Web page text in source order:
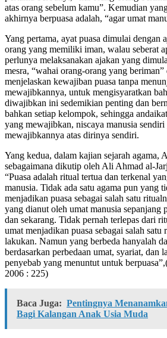
atas orang sebelum kamu”. Kemudian
akhirnya berpuasa adalah, “agar umat
Yang pertama, ayat puasa dimulai dengan
orang yang memiliki iman, walau seberat
perlunya melaksanakan ajakan yang
mesra, “wahai orang-orang yang
menjelaskan kewajiban puasa tanpa
mewajibkannya, untuk mengisyaratkan
diwajibkan ini sedemikian penting dan
bahkan setiap kelompok, sehingga
yang mewajibkan, niscaya manusia sendiri
mewajibkannya atas dirinya sendiri.
Yang kedua, dalam kajian sejarah agama,
sebagaimana dikutip oleh Ali Ahmad al-
“Puasa adalah ritual tertua dan terkenal
manusia. Tidak ada satu agama pun yang
menjadikan puasa sebagai salah satu
yang dianut oleh umat manusia sepanjang
dan sekarang. Tidak pernah terlepas dari
umat menjadikan puasa sebagai salah satu
lakukan. Namun yang berbeda hanyalah
berdasarkan perbedaan umat, syariat, dan
penyebab yang menuntut untuk
2006 : 225)
Baca Juga: Pentingnya
Bagi Kalangan Anak Usia Muda